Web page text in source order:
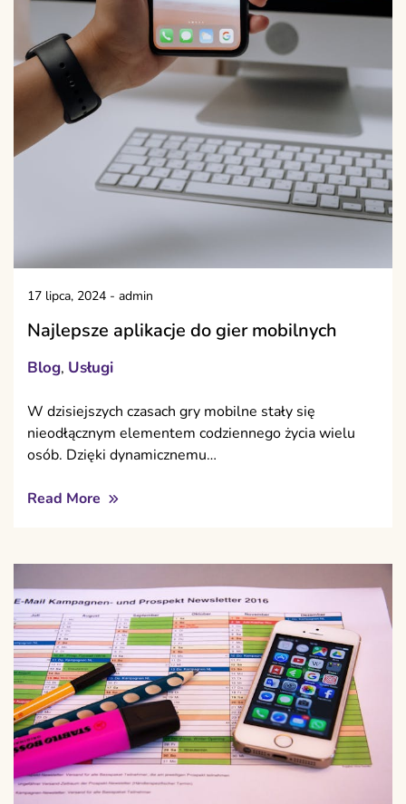
17 lipca, 2024 - admin
Najlepsze aplikacje do gier mobilnych
Blog, Usługi
W dzisiejszych czasach gry mobilne stały się
nieodłącznym elementem codziennego życia wielu
osób. Dzięki dynamicznemu…
Read More